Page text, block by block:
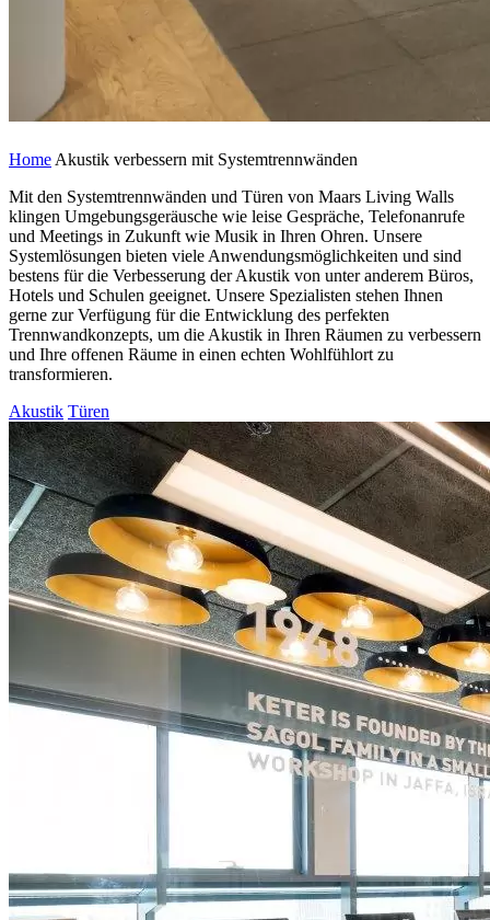
Home Akustik verbessern mit Systemtrennwänden
Mit den Systemtrennwänden und Türen von Maars Living Walls
klingen Umgebungsgeräusche wie leise Gespräche, Telefonanrufe
und Meetings in Zukunft wie Musik in Ihren Ohren. Unsere
Systemlösungen bieten viele Anwendungsmöglichkeiten und sind
bestens für die Verbesserung der Akustik von unter anderem Büros,
Hotels und Schulen geeignet. Unsere Spezialisten stehen Ihnen
gerne zur Verfügung für die Entwicklung des perfekten
Trennwandkonzepts, um die Akustik in Ihren Räumen zu verbessern
und Ihre offenen Räume in einen echten Wohlfühlort zu
transformieren.
Akustik Türen